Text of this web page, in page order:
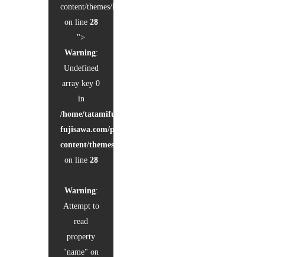
content/themes/kadan_tcd056/single.php
on line 28
">
Warning:
Undefined
array key 0
in
/home/tatamifuji/tatami-
fujisawa.com/public_html/wp-
content/themes/kadan_tcd056/single.php
on line 28
Warning:
Attempt to
read
property
"name" on